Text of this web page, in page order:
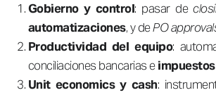
Gobierno y control: pasar de
automatizaciones, y dePO
Productividad del equipo:
conciliaciones bancarias eimpuestos
Unit economics y cash: